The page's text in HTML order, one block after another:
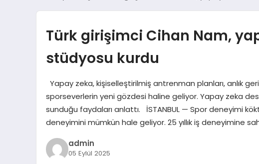
Türk girişimci Cihan Nam,
stüdyosu kurdu
Yapay zeka, kişiselleştirilmiş antrenman planları, anlık
sporseverlerin yeni gözdesi haline geliyor. Yapay zeka
sunduğu faydaları anlattı. İSTANBUL — Spor deneyimi
deneyimini mümkün hale geliyor. 25 yıllık iş deneyimine
admin
05 Eylül 2025